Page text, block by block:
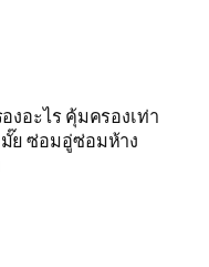
งอะไร คุ้มครองเท่า
ย ซ่อมอู่ซ่อมห้าง